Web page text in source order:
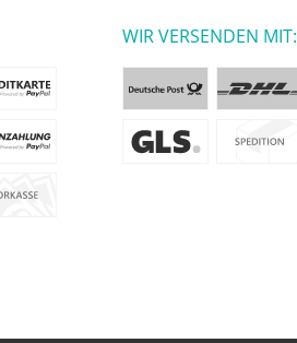
WIR VERSENDEN MIT: